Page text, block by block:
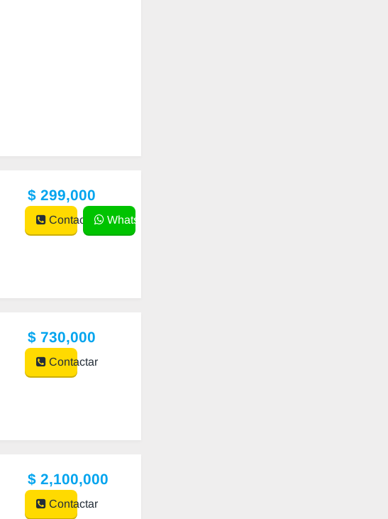
$ 299,000
Contactar WhatsApp
$ 730,000
Contactar
$ 2,100,000
Contactar